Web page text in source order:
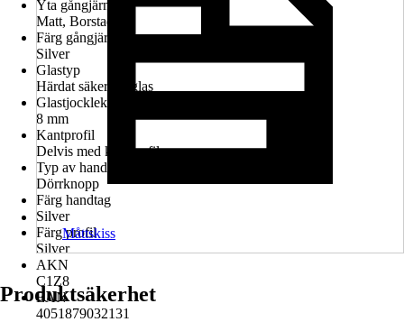
Yta gångjärn
Matt, Borstad
Färg gångjärn
Silver
Glastyp
Härdat säkerhetsglas
Glastjocklek
8 mm
Kantprofil
Delvis med kantprofil
Typ av handtag
Dörrknopp
Färg handtag
Silver
Färg profil
Silver
AKN
C1Z8
EAN
4051879032131
Måttskiss
Produktsäkerhet